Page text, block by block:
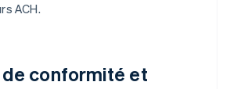
ACH.
conformité et